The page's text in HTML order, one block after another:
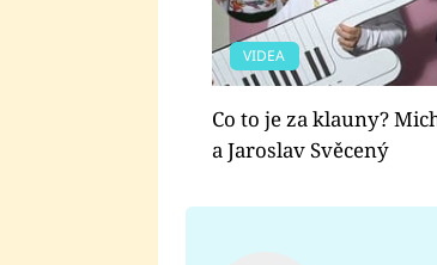
VIDEA
Co to je za klauny?
a Jaroslav Svěcený